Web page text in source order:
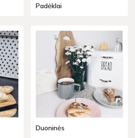
Padėklai
Duoninės